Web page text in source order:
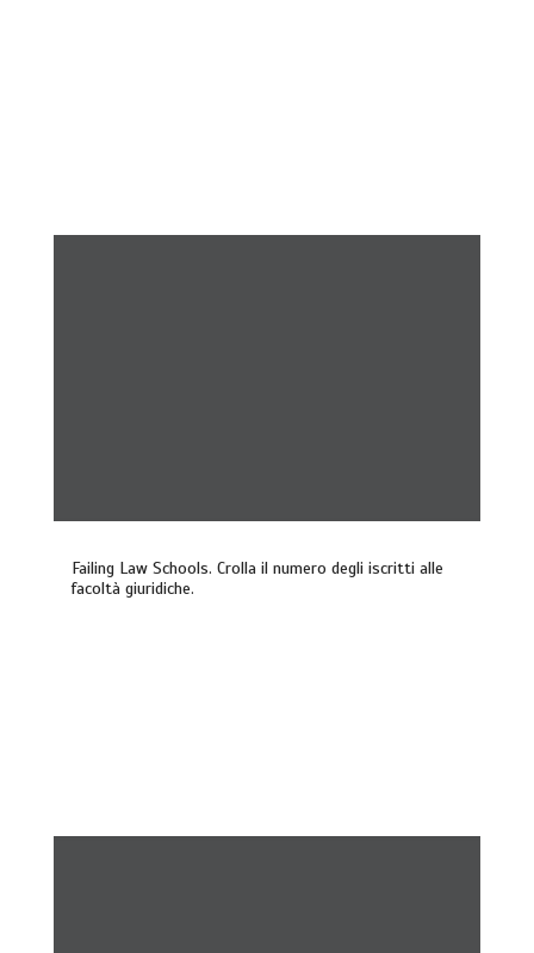
Failing Law Schools. Crolla il numero degli iscritti alle
facoltà giuridiche.